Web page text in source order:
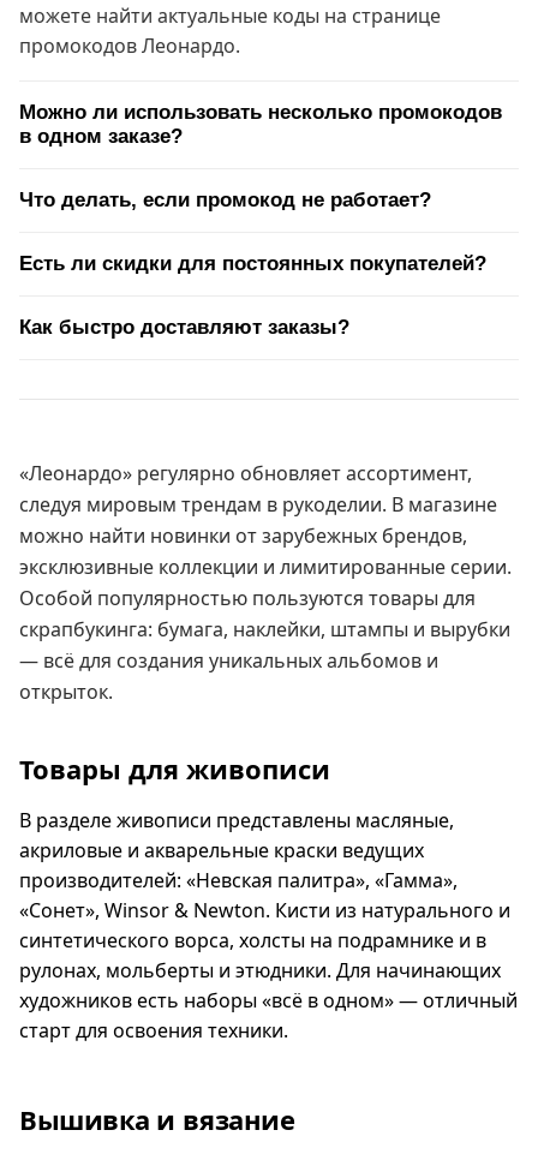
можете найти актуальные коды на странице
промокодов Леонардо.
Можно ли использовать несколько промокодов
в одном заказе?
Что делать, если промокод не работает?
Есть ли скидки для постоянных покупателей?
Как быстро доставляют заказы?
«Леонардо» регулярно обновляет ассортимент,
следуя мировым трендам в рукоделии. В магазине
можно найти новинки от зарубежных брендов,
эксклюзивные коллекции и лимитированные серии.
Особой популярностью пользуются товары для
скрапбукинга: бумага, наклейки, штампы и вырубки
— всё для создания уникальных альбомов и
открыток.
Товары для живописи
В разделе живописи представлены масляные,
акриловые и акварельные краски ведущих
производителей: «Невская палитра», «Гамма»,
«Сонет», Winsor & Newton. Кисти из натурального и
синтетического ворса, холсты на подрамнике и в
рулонах, мольберты и этюдники. Для начинающих
художников есть наборы «всё в одном» — отличный
старт для освоения техники.
Вышивка и вязание